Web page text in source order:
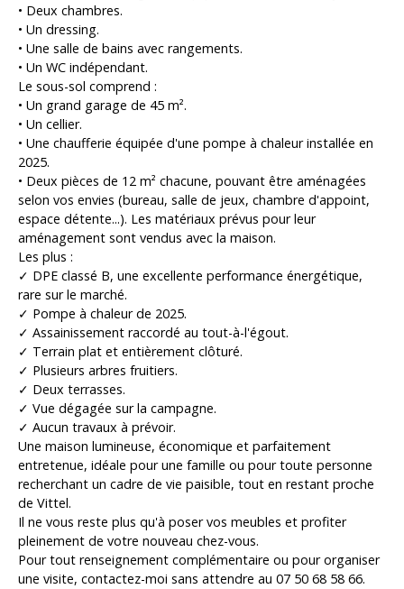
• Deux chambres.
• Un dressing.
• Une salle de bains avec rangements.
• Un WC indépendant.
Le sous-sol comprend :
• Un grand garage de 45 m².
• Un cellier.
• Une chaufferie équipée d'une pompe à chaleur installée en
2025.
• Deux pièces de 12 m² chacune, pouvant être aménagées
selon vos envies (bureau, salle de jeux, chambre d'appoint,
espace détente...). Les matériaux prévus pour leur
aménagement sont vendus avec la maison.
Les plus :
✓ DPE classé B, une excellente performance énergétique,
rare sur le marché.
✓ Pompe à chaleur de 2025.
✓ Assainissement raccordé au tout-à-l'égout.
✓ Terrain plat et entièrement clôturé.
✓ Plusieurs arbres fruitiers.
✓ Deux terrasses.
✓ Vue dégagée sur la campagne.
✓ Aucun travaux à prévoir.
Une maison lumineuse, économique et parfaitement
entretenue, idéale pour une famille ou pour toute personne
recherchant un cadre de vie paisible, tout en restant proche
de Vittel.
Il ne vous reste plus qu'à poser vos meubles et profiter
pleinement de votre nouveau chez-vous.
Pour tout renseignement complémentaire ou pour organiser
une visite, contactez-moi sans attendre au 07 50 68 58 66.